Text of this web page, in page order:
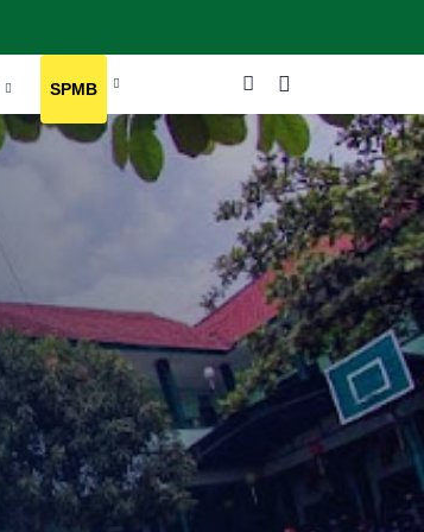
SPMB